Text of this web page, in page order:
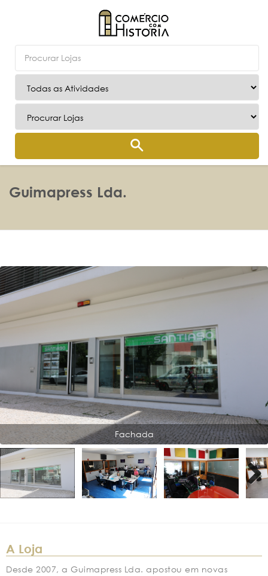
Guimapress Lda.
Fachada
Next
A Loja
Desde 2007, a Guimapress Lda. apostou em novas